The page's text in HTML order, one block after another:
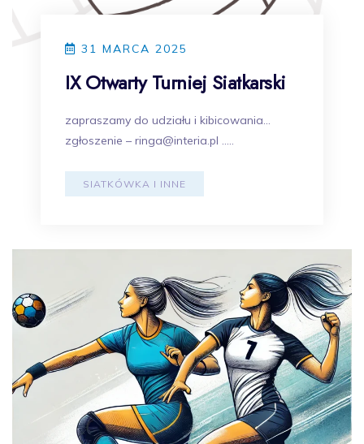
31 MARCA 2025
IX Otwarty Turniej Siatkarski
zapraszamy do udziału i kibicowania…
zgłoszenie – ringa@interia.pl …..
SIATKÓWKA I INNE